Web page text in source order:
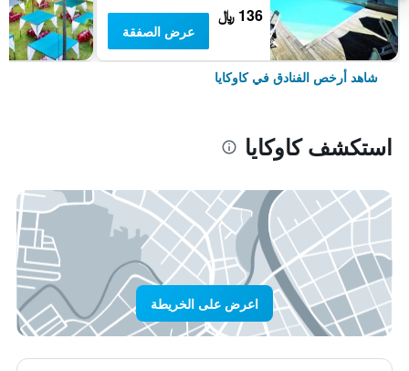
136 ﷼
عرض الصفقة
شاهد أرخص الفنادق في كاوكايا
استكشف كاوكايا
اعرض على الخريطة